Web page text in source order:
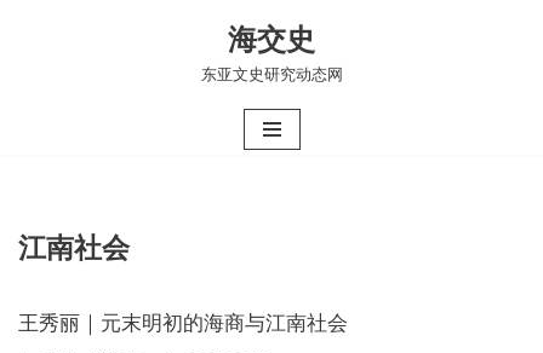
海交史
东亚文史研究动态网
江南社会
王秀丽｜元末明初的海商与江南社会